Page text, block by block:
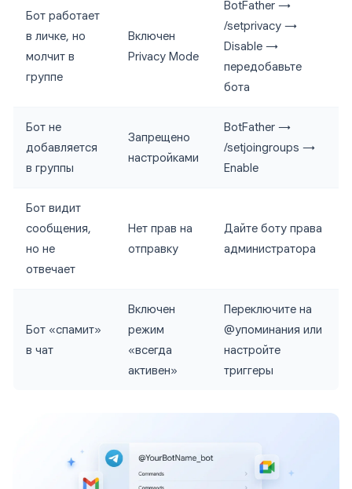
Бот работает
в личке, но
молчит в
группе
Включен
Privacy Mode
BotFather →
/setprivacy →
Disable →
передобавьте
бота
Бот не
добавляется
в группы
Запрещено
настройками
BotFather →
/setjoingroups →
Enable
Бот видит
сообщения,
но не
отвечает
Нет прав на
отправку
Дайте боту права
администратора
Бот «спамит»
в чат
Включен
режим
«всегда
активен»
Переключите на
@упоминания или
настройте
триггеры